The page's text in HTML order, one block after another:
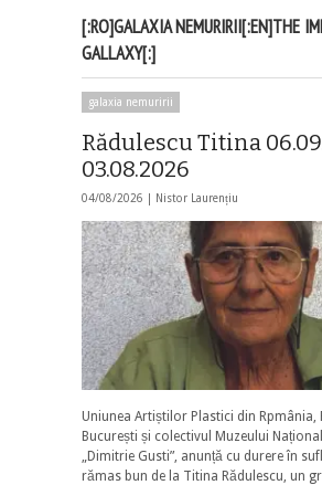
[:RO]GALAXIA NEMURIRII[:EN]THE
GALLAXY[:]
galaxia nemuririi
Rădulescu Titina
03.08.2026
04/08/2026 | Nistor Laurențiu
Uniunea Artiștilor Plastici din Rpmânia,
București și colectivul Muzeului
„Dimitrie Gusti”, anunță cu durere în
rămas bun de la Titina Rădulescu, un